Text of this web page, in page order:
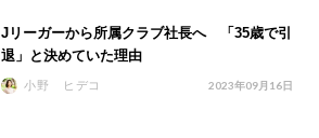
Jリーガーから所属クラブ社長へ 「35歳で引
退」と決めていた理由
小野 ヒデコ 2023年09月16日